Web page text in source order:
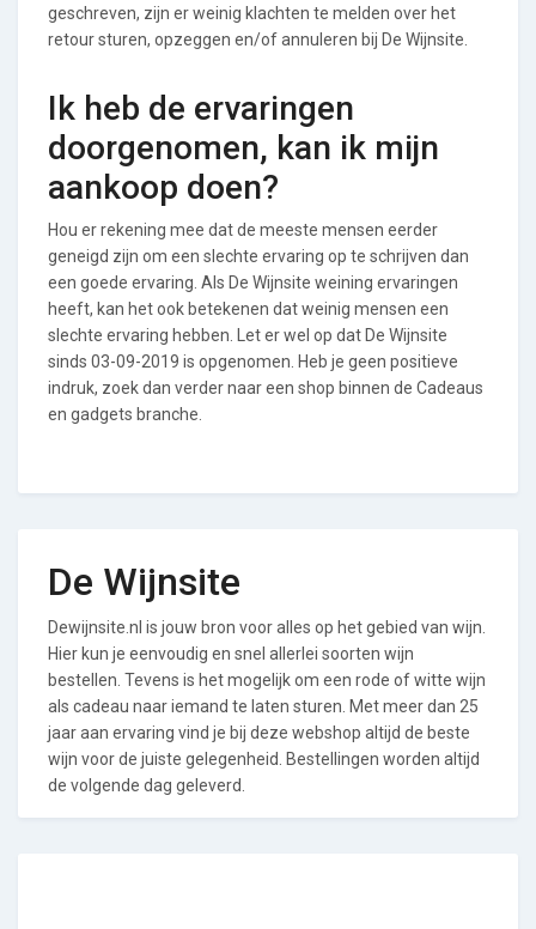
geschreven, zijn er weinig klachten te melden over het
retour sturen, opzeggen en/of annuleren bij De Wijnsite.
Ik heb de ervaringen
doorgenomen, kan ik mijn
aankoop doen?
Hou er rekening mee dat de meeste mensen eerder
geneigd zijn om een slechte ervaring op te schrijven dan
een goede ervaring. Als De Wijnsite weining ervaringen
heeft, kan het ook betekenen dat weinig mensen een
slechte ervaring hebben. Let er wel op dat De Wijnsite
sinds 03-09-2019 is opgenomen. Heb je geen positieve
indruk, zoek dan verder naar een shop binnen de Cadeaus
en gadgets branche.
De Wijnsite
Dewijnsite.nl is jouw bron voor alles op het gebied van wijn.
Hier kun je eenvoudig en snel allerlei soorten wijn
bestellen. Tevens is het mogelijk om een rode of witte wijn
als cadeau naar iemand te laten sturen. Met meer dan 25
jaar aan ervaring vind je bij deze webshop altijd de beste
wijn voor de juiste gelegenheid. Bestellingen worden altijd
de volgende dag geleverd.